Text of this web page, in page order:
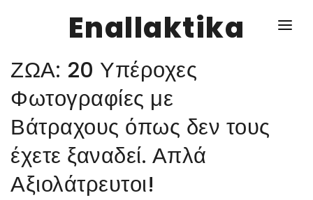
Enallaktika
NEWS
ΥΓΕΙΑ
ΣΥΝΤΑΓΕΣ
ΔΙΑΦΟΡΑ
ΖΩΑ: 20 Υπέροχες
Φωτογραφίες με
Βάτραχους όπως δεν τους
έχετε ξαναδεί. Απλά
Αξιολάτρευτοι!